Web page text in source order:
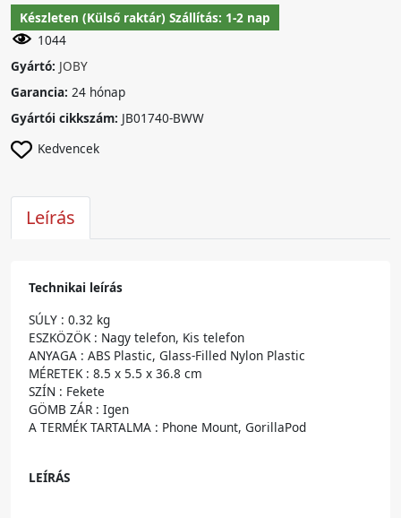
Készleten (Külső raktár) Szállítás: 1-2 nap
1044
Gyártó: JOBY
Garancia: 24 hónap
Gyártói cikkszám: JB01740-BWW
Kedvencek
Leírás
Technikai leírás
SÚLY : 0.32 kg
ESZKÖZÖK : Nagy telefon, Kis telefon
ANYAGA : ABS Plastic, Glass-Filled Nylon Plastic
MÉRETEK : 8.5 x 5.5 x 36.8 cm
SZÍN : Fekete
GÖMB ZÁR : Igen
A TERMÉK TARTALMA : Phone Mount, GorillaPod
LEÍRÁS